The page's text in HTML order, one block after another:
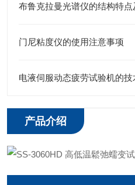
布鲁克拉曼光谱仪的结构特
门尼粘度仪的使用注意事项
电液伺服动态疲劳试验机的
产品介绍